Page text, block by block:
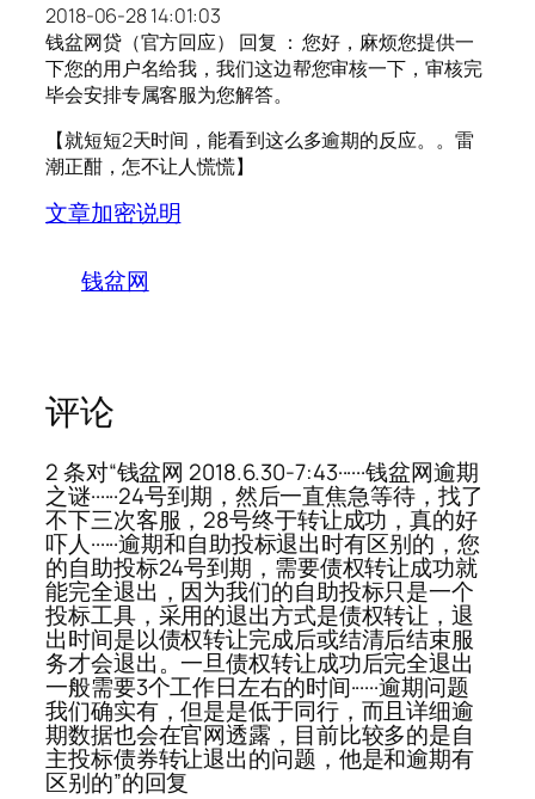
2018-06-28 14:01:03
钱盆网贷（官方回应） 回复 ： 您好，麻烦您提供一
下您的用户名给我，我们这边帮您审核一下，审核完
毕会安排专属客服为您解答。
【就短短2天时间，能看到这么多逾期的反应。。雷
潮正酣，怎不让人慌慌】
文章加密说明
钱盆网
评论
2 条对“钱盆网 2018.6.30-7:43······钱盆网逾期
之谜······24号到期，然后一直焦急等待，找了
不下三次客服，28号终于转让成功，真的好
吓人······逾期和自助投标退出时有区别的，您
的自助投标24号到期，需要债权转让成功就
能完全退出，因为我们的自助投标只是一个
投标工具，采用的退出方式是债权转让，退
出时间是以债权转让完成后或结清后结束服
务才会退出。一旦债权转让成功后完全退出
一般需要3个工作日左右的时间······逾期问题
我们确实有，但是是低于同行，而且详细逾
期数据也会在官网透露，目前比较多的是自
主投标债券转让退出的问题，他是和逾期有
区别的”的回复